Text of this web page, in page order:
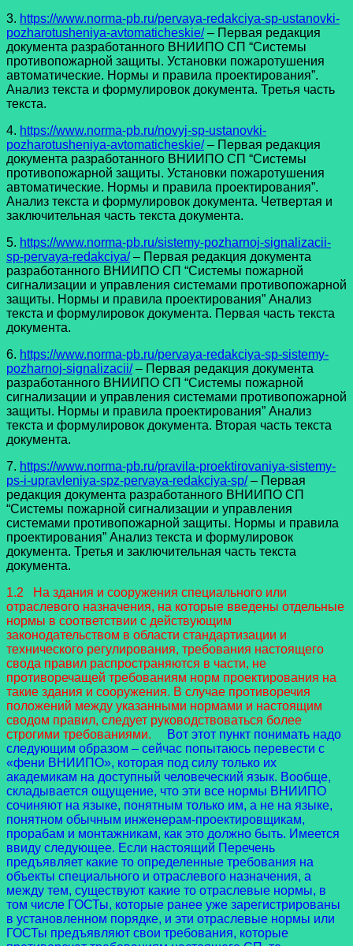
3. https://www.norma-pb.ru/pervaya-redakciya-sp-ustanovki-
pozharotusheniya-avtomaticheskie/– Первая редакция
документа разработанного ВНИИПО СП “Системы
противопожарной защиты. Установки пожаротушения
автоматические. Нормы и правила проектирования”.
Анализ текста и формулировок документа. Третья часть
текста.
4. https://www.norma-pb.ru/novyj-sp-ustanovki-
pozharotusheniya-avtomaticheskie/– Первая редакция
документа разработанного ВНИИПО СП “Системы
противопожарной защиты. Установки пожаротушения
автоматические. Нормы и правила проектирования”.
Анализ текста и формулировок документа. Четвертая и
заключительная часть текста документа.
5. https://www.norma-pb.ru/sistemy-pozharnoj-signalizacii-
sp-pervaya-redakciya/– Первая редакция документа
разработанного ВНИИПО СП “Системы пожарной
сигнализации и управления системами противопожарной
защиты. Нормы и правила проектирования” Анализ
текста и формулировок документа. Первая часть текста
документа.
6. https://www.norma-pb.ru/pervaya-redakciya-sp-sistemy-
pozharnoj-signalizacii/ – Первая редакция документа
разработанного ВНИИПО СП “Системы пожарной
сигнализации и управления системами противопожарной
защиты. Нормы и правила проектирования” Анализ
текста и формулировок документа. Вторая часть текста
документа.
7. https://www.norma-pb.ru/pravila-proektirovaniya-sistemy-
ps-i-upravleniya-spz-pervaya-redakciya-sp/ – Первая
редакция документа разработанного ВНИИПО СП
“Системы пожарной сигнализации и управления
системами противопожарной защиты. Нормы и правила
проектирования” Анализ текста и формулировок
документа. Третья и заключительная часть текста
документа.
1.2 На здания и сооружения специального или
отраслевого назначения, на которые введены отдельные
нормы в соответствии с действующим
законодательством в области стандартизации и
технического регулирования, требования настоящего
свода правил распространяются в части, не
противоречащей требованиям норм проектирования на
такие здания и сооружения. В случае противоречия
положений между указанными нормами и настоящим
сводом правил, следует руководствоваться более
строгими требованиями.
Вот этот пункт понимать надо
следующим образом – сейчас попытаюсь перевести с
«фени ВНИИПО», которая под силу только их
академикам на доступный человеческий язык. Вообще,
складывается ощущение, что эти все нормы ВНИИПО
сочиняют на языке, понятным только им, а не на языке,
понятном обычным инженерам-проектировщикам,
прорабам и монтажникам, как это должно быть. Имеется
ввиду следующее. Если настоящий Перечень
предъявляет какие то определенные требования на
объекты специального и отраслевого назначения, а
между тем, существуют какие то отраслевые нормы, в
том числе ГОСТы, которые ранее уже зарегистрированы
в установленном порядке, и эти отраслевые нормы или
ГОСТы предъявляют свои требования, которые